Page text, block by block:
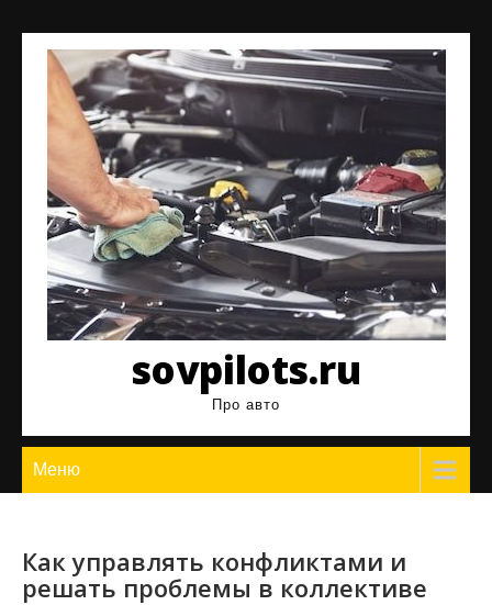
содержимому
sovpilots.ru
Про авто
Меню
Как управлять конфликтами и
решать проблемы в коллективе